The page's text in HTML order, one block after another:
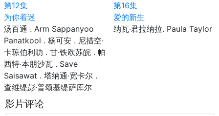
第12集
为你着迷
汤百通 . Arm Sappanyoo
Panatkool . 杨可安 . 尼措空·
卡琼伯利叻 . 甘·铁欧苏皖 . 帕
西特·本朋沙瓦 . Save
Saisawat . 塔纳通·宽卡尔 .
查维缇彭·普颂基缇萨库尔
第16集
爱的新生
纳瓦·君拉纳拉. Paula Taylor
影片评论